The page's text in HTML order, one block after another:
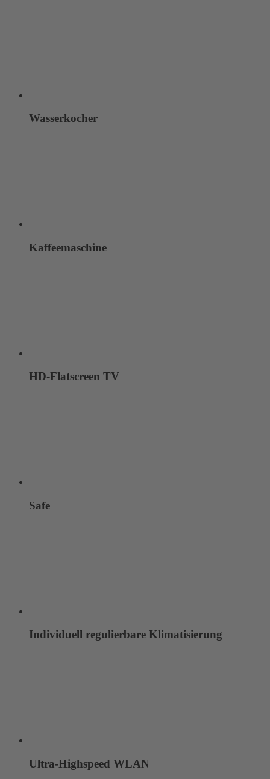
Wasserkocher
Kaffeemaschine
HD-Flatscreen TV
Safe
Individuell regulierbare Klimatisierung
Ultra-Highspeed WLAN